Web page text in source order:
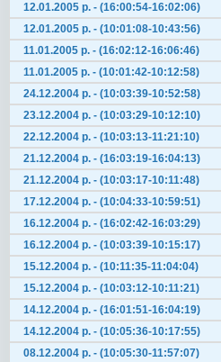
12.01.2005 р. - (16:00:54-16:02:06)
12.01.2005 р. - (10:01:08-10:43:56)
11.01.2005 р. - (16:02:12-16:06:46)
11.01.2005 р. - (10:01:42-10:12:58)
24.12.2004 р. - (10:03:39-10:52:58)
23.12.2004 р. - (10:03:29-10:12:10)
22.12.2004 р. - (10:03:13-11:21:10)
21.12.2004 р. - (16:03:19-16:04:13)
21.12.2004 р. - (10:03:17-10:11:48)
17.12.2004 р. - (10:04:33-10:59:51)
16.12.2004 р. - (16:02:42-16:03:29)
16.12.2004 р. - (10:03:39-10:15:17)
15.12.2004 р. - (10:11:35-11:04:04)
15.12.2004 р. - (10:03:12-10:11:21)
14.12.2004 р. - (16:01:51-16:04:19)
14.12.2004 р. - (10:05:36-10:17:55)
08.12.2004 р. - (10:05:30-11:57:07)